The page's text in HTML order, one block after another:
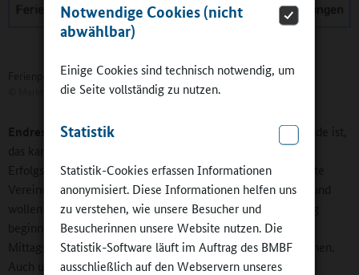
Notwendige Cookies (nicht
abwählbar)
Einige Cookies sind technisch notwendig, um
die Seite vollständig zu nutzen.
Statistik
Statistik-Cookies erfassen Informationen
anonymisiert. Diese Informationen helfen uns
zu verstehen, wie unsere Besucher und
Besucherinnen unsere Website nutzen. Die
Statistik-Software läuft im Auftrag des BMBF
ausschließlich auf den Webservern unseres
Ferienprogramm für fast 800 Kinder und Jugendliche
Markt Dietmannsried
Endres:
Die Kooperation von Vereinen, Schule und Gemeinde ist,
das kann ich nur betonen, eine Voraussetzung unseres
Erfolgsmodells. In unserer Gemeinde gibt es viele engagierte
Vereine. Wir als Gemeinde und ebenso die Schule müssen und
wollen sicherstellen, dass die oftmals am frühen Nachmittag
beginnenden Vereinsangebote trotz der Ganztags- und
Mittagsbetreuung in der Schule weiter genutzt werden können.
Auch unsere aktive Jugendsozialarbeit sorgt für viele